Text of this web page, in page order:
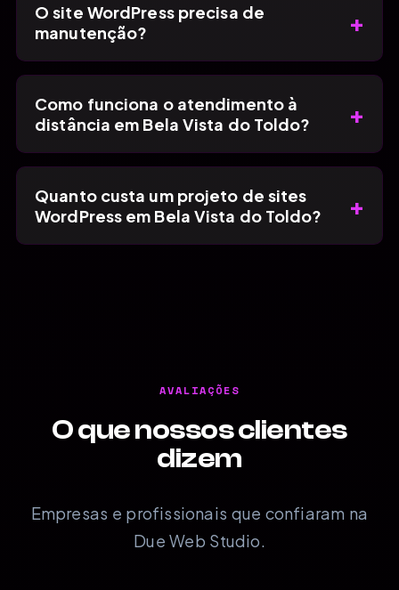
O site WordPress precisa de
manutenção?
+
Como funciona o atendimento à
distância em Bela Vista do Toldo?
+
Quanto custa um projeto de sites
WordPress em Bela Vista do Toldo?
+
AVALIAÇÕES
O que nossos clientes
dizem
Empresas e profissionais que confiaram na
Due Web Studio.